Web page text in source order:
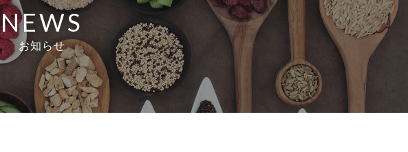
NEWS
お知らせ